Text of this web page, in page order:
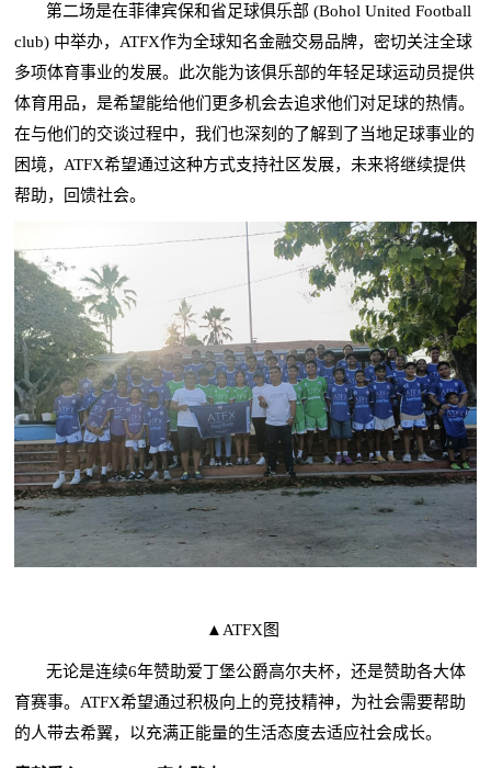
第二场是在菲律宾保和省足球俱乐部 (Bohol United Football
club) 中举办，ATFX作为全球知名金融交易品牌，密切关注全球
多项体育事业的发展。此次能为该俱乐部的年轻足球运动员提供
体育用品，是希望能给他们更多机会去追求他们对足球的热情。
在与他们的交谈过程中，我们也深刻的了解到了当地足球事业的
困境，ATFX希望通过这种方式支持社区发展，未来将继续提供
帮助，回馈社会。
▲ATFX图
无论是连续6年赞助爱丁堡公爵高尔夫杯，还是赞助各大体
育赛事。ATFX希望通过积极向上的竞技精神，为社会需要帮助
的人带去希翼，以充满正能量的生活态度去适应社会成长。